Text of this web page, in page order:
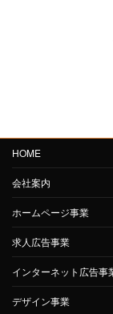
HOME
会社案内
ホームページ事業
求人広告事業
インターネット広告事
デザイン事業